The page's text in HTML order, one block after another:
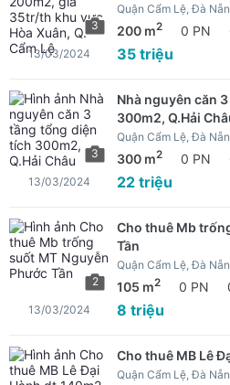
3
Quận Cẩm Lệ, Đà
200 m2 0 PN
35 triệu
13/03/2024
3
Nhà nguyên căn
300m2, Q.Hải
Quận Cẩm Lệ, Đà
300 m2 0 PN
22 triệu
13/03/2024
2
Cho thuê Mb
Tần
Quận Cẩm Lệ, Đà
105 m2 0 PN
8 triệu
13/03/2024
Cho thuê MB Lê
Quận Cẩm Lệ, Đà